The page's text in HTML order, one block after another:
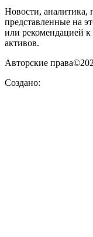
Новости, аналитика,
представленные на
или рекомендацией
активов.
Авторские
Создано: